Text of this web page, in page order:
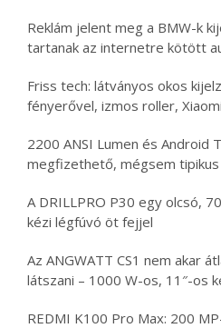
Reklám jelent meg a BMW-k
tartanak az internetre kötött
Friss tech: látványos okos
fényerővel, izmos roller,
2200 ANSI Lumen és Android
megfizethető, mégsem
A DRILLPRO P30 egy olcsó,
kézi légfúvó öt fejjel
Az ANGWATT CS1 nem akar
látszani – 1000 W-os, 11″-os
REDMI K100 Pro Max: 200